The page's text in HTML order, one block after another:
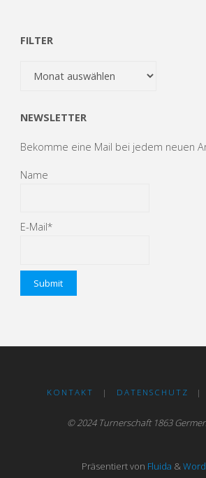
FILTER
NEWSLETTER
Bekomme eine Mail bei jedem neuen
Name
E-Mail*
KONTAKT | DATENSCHUTZ |
© 2024 Turnerschaft 1863
Präsentiert von Fluida &